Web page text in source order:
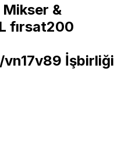
Mikser &
fırsat200
İşbirliği